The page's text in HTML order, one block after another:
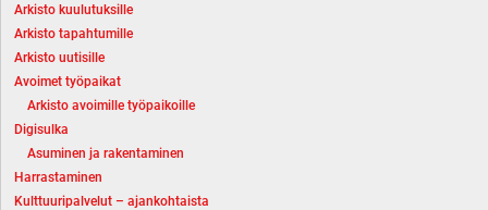
Arkisto kuulutuksille
Arkisto tapahtumille
Arkisto uutisille
Avoimet työpaikat
Arkisto avoimille työpaikoille
Digisulka
Asuminen ja rakentaminen
Harrastaminen
Kulttuuripalvelut – ajankohtaista